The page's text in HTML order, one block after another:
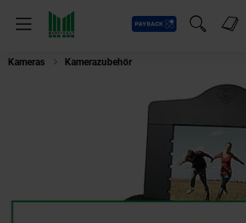
Menü
Payback
Suchfeld
Markt-
Kameras Kamerazubehör